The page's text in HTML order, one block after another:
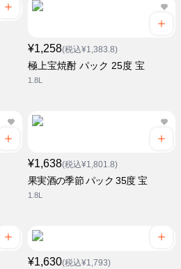
¥1,258(税込¥1,383.8)
極上宝焼酎 パック 25度 宝
1.8L
¥1,638(税込¥1,801.8)
果実酒の季節 パック 35度 宝
1.8L
¥1,630(税込¥1,793)